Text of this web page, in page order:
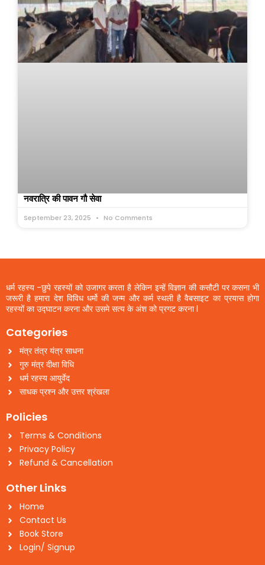
नवरात्रि की पावन गौ सेवा
September 23, 2025 No Comments
धर्म रहस्य -छुपे रहस्यों को उजागर करता है लेकिन इन्हें विज्ञान की कसौटी पर कसना भी
जरूरी है हमारा देश विविध धर्मो की जन्म और कर्म स्थली है वैबसाइट का प्रयास होगा
रहस्यों का उद्घाटन करना और उसमे सत्य के अंश को प्रगट करना l
Categories
मंत्र तंत्र यंत्र साधना
गुरु मंत्र दीक्षा विधि
धर्म रहस्य आयुर्वेद
साधक प्रश्न और उत्तर श्रंखला
Policies
Terms & Conditions
Privacy Policy
Refund & Cancellation
Other Links
Home
Contact Us
Book Store
Login/ Signup